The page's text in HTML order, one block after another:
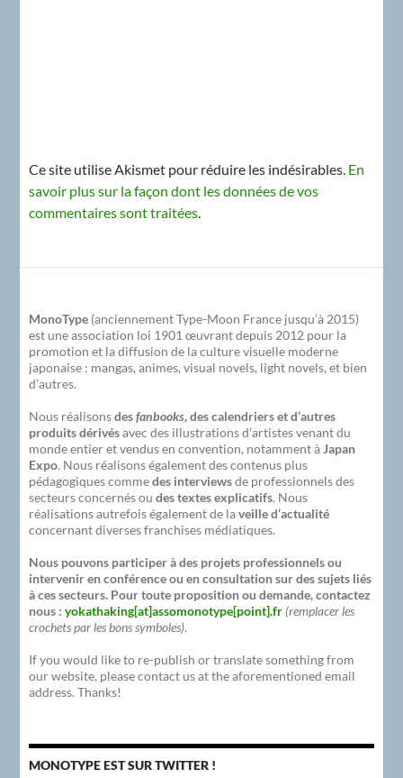
Ce site utilise Akismet pour réduire les indésirables. En
savoir plus sur la façon dont les données de vos
commentaires sont traitées.
MonoType (anciennement Type-Moon France jusqu’à 2015)
est une association loi 1901 œuvrant depuis 2012 pour la
promotion et la diffusion de la culture visuelle moderne
japonaise : mangas, animes, visual novels, light novels, et bien
d’autres.
Nous réalisonsdesfanbooks, des calendriers et d’autres
produits dérivésavec des illustrations d’artistes venant du
monde entier et vendus en convention, notamment à Japan
Expo. Nous réalisons également des contenus plus
pédagogiques commedes interviewsde professionnels des
secteurs concernés oudes textes explicatifs. Nous
réalisations autrefois également de laveille d’actualité
concernant diverses franchises médiatiques.
Nous pouvons participer à des projets professionnels ou
intervenir en conférence ou en consultation sur des sujets liés
à ces secteurs. Pour toute proposition ou demande, contactez
nous :yokathaking[at]assomonotype[point].fr (remplacer les
crochets par les bons symboles).
If you would like to re-publish or translate something from
our website, please contact us at the aforementioned email
address. Thanks!
MONOTYPE EST SUR TWITTER !